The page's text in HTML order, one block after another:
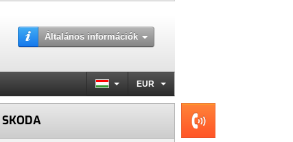
Általános információk
EUR
SKODA